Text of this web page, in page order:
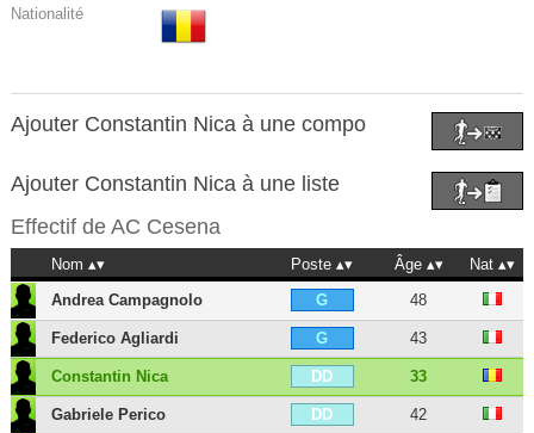
Nationalité
Ajouter Constantin Nica à une compo
Ajouter Constantin Nica à une liste
Effectif de AC Cesena
Nom Poste Âge
Nat
Andrea Campagnolo
G 48
Federico Agliardi G 43
Constantin Nica DD 33
Gabriele Perico DD 42